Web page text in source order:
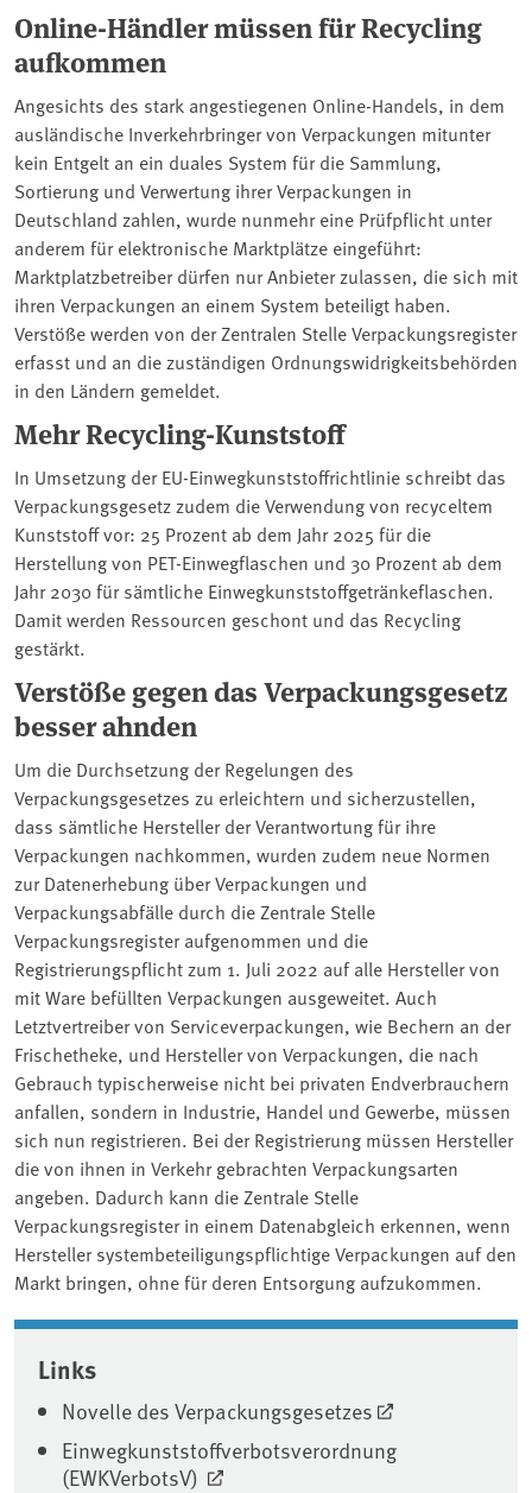
Online-Händler müssen für Recycling
aufkommen
Angesichts des stark angestiegenen Online-Handels, in dem
ausländische Inverkehrbringer von Verpackungen mitunter
kein Entgelt an ein duales System für die Sammlung,
Sortierung und Verwertung ihrer Verpackungen in
Deutschland zahlen, wurde nunmehr eine Prüfpflicht unter
anderem für elektronische Marktplätze eingeführt:
Marktplatzbetreiber dürfen nur Anbieter zulassen, die sich mit
ihren Verpackungen an einem System beteiligt haben.
Verstöße werden von der Zentralen Stelle Verpackungsregister
erfasst und an die zuständigen Ordnungswidrigkeitsbehörden
in den Ländern gemeldet.
Mehr Recycling-Kunststoff
In Umsetzung der EU-Einwegkunststoffrichtlinie schreibt das
Verpackungsgesetz zudem die Verwendung von recyceltem
Kunststoff vor: 25 Prozent ab dem Jahr 2025 für die
Herstellung von PET-Einwegflaschen und 30 Prozent ab dem
Jahr 2030 für sämtliche Einwegkunststoffgetränkeflaschen.
Damit werden Ressourcen geschont und das Recycling
gestärkt.
Verstöße gegen das Verpackungsgesetz
besser ahnden
Um die Durchsetzung der Regelungen des
Verpackungsgesetzes zu erleichtern und sicherzustellen,
dass sämtliche Hersteller der Verantwortung für ihre
Verpackungen nachkommen, wurden zudem neue Normen
zur Datenerhebung über Verpackungen und
Verpackungsabfälle durch die Zentrale Stelle
Verpackungsregister aufgenommen und die
Registrierungspflicht zum 1. Juli 2022 auf alle Hersteller von
mit Ware befüllten Verpackungen ausgeweitet. Auch
Letztvertreiber von Serviceverpackungen, wie Bechern an der
Frischetheke, und Hersteller von Verpackungen, die nach
Gebrauch typischerweise nicht bei privaten Endverbrauchern
anfallen, sondern in Industrie, Handel und Gewerbe, müssen
sich nun registrieren. Bei der Registrierung müssen Hersteller
die von ihnen in Verkehr gebrachten Verpackungsarten
angeben. Dadurch kann die Zentrale Stelle
Verpackungsregister in einem Datenabgleich erkennen, wenn
Hersteller systembeteiligungspflichtige Verpackungen auf den
Markt bringen, ohne für deren Entsorgung aufzukommen.
Associated content
Links
Novelle des Verpackungsgesetzes
Einwegkunststoffverbotsverordnung
(EWKVerbotsV)